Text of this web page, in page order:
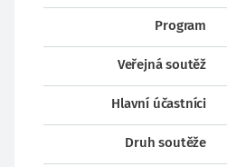
Program
Veřejná soutěž
Hlavní účastníci
Druh soutěže